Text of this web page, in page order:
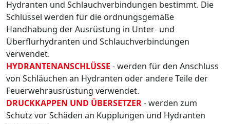
Hydranten und Schlauchverbindungen bestimmt. Die
Schlüssel werden für die ordnungsgemäße
Handhabung der Ausrüstung in Unter- und
Überflurhydranten und Schlauchverbindungen
verwendet.
HYDRANTENANSCHLÜSSE - werden für den Anschluss
von Schläuchen an Hydranten oder andere Teile der
Feuerwehrausrüstung verwendet.
DRUCKKAPPEN UND ÜBERSETZER- werden zum
Schutz vor Schäden an Kupplungen und Hydranten